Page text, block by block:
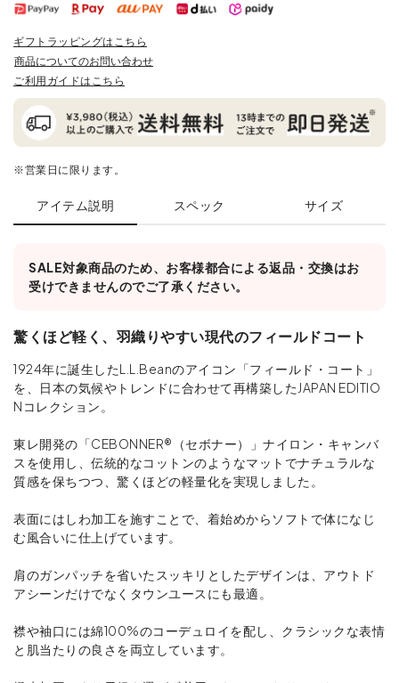
ギフトラッピングはこちら
商品についてのお問い合わせ
ご利用ガイドはこちら
※営業日に限ります。
アイテム説明 スペック サイズ
SALE対象商品のため、お客様都合による返品・交換はお
受けできませんのでご了承ください。
驚くほど軽く、羽織りやすい現代のフィールドコート
1924年に誕生したL.L.Beanのアイコン「フィールド・コート」
を、日本の気候やトレンドに合わせて再構築したJAPAN EDITIO
Nコレクション。
東レ開発の「CEBONNER®（セボナー）」ナイロン・キャンバ
スを使用し、伝統的なコットンのようなマットでナチュラルな
質感を保ちつつ、驚くほどの軽量化を実現しました。
表面にはしわ加工を施すことで、着始めからソフトで体になじ
む風合いに仕上げています。
肩のガンパッチを省いたスッキリとしたデザインは、アウトド
アシーンだけでなくタウンユースにも最適。
襟や袖口には綿100%のコーデュロイを配し、クラシックな表情
と肌当たりの良さを両立しています。